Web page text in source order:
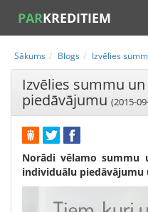
PARKREDITIEM
Sākums Blogs Izvēlies
Izvēlies summu
piedāvājumu (2015-
Norādi vēlamo summu
individuālu piedāvājumu